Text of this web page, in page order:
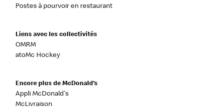
Postes à pourvoir en restaurant
Liens avec les collectivités
OMRM
atoMc Hockey
Encore plus de McDonald’s
Appli McDonald's
McLivraison